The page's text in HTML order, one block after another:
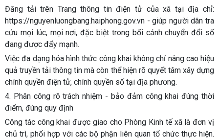
Đăng tải trên Trang thông tin điện tử của xã tại địa chỉ:
https://nguyenluongbang.haiphong.gov.vn - giúp người dân tra
cứu mọi lúc, mọi nơi, đặc biệt trong bối cảnh chuyển đổi số
đang được đẩy mạnh.
Việc đa dạng hóa hình thức công khai không chỉ nâng cao hiệu
quả truyền tải thông tin mà còn thể hiện rõ quyết tâm xây dựng
chính quyền điện tử, chính quyền số tại địa phương.
4. Phân công rõ trách nhiệm - bảo đảm công khai đúng thời
điểm, đúng quy định
Công tác công khai được giao cho Phòng Kinh tế xã là đơn vị
chủ trì, phối hợp với các bộ phận liên quan tổ chức thực hiện.